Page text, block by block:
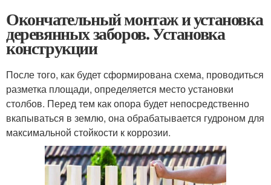
Окончательный монтаж и установка
деревянных заборов. Установка
конструкции
После того, как будет сформирована схема, проводиться
разметка площади, определяется место установки
столбов. Перед тем как опора будет непосредственно
вкапываться в землю, она обрабатывается гудроном для
максимальной стойкости к коррозии.